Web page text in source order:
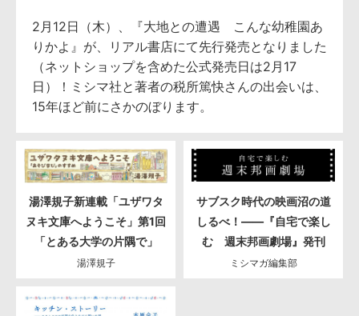
2月12日（木）、『大地との遭遇 こんな幼稚園あ
りかよ』が、リアル書店にて先行発売となりました
（ネットショップを含めた公式発売日は2月17
日）！ミシマ社と著者の税所篤快さんの出会いは、
15年ほど前にさかのぼります。
湯澤規子新連載「ユザワタ
ヌキ文庫へようこそ」第1回
「とある大学の片隅で」
湯澤規子
サブスク時代の映画沼の道
しるべ！――『自宅で楽し
む 週末邦画劇場』発刊
ミシマガ編集部